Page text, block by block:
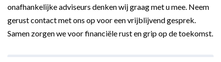
onafhankelijke adviseurs denken wij graag met u mee. Neem
gerust contact met ons op voor een vrijblijvend gesprek.
Samen zorgen we voor financiële rust en grip op de toekomst.